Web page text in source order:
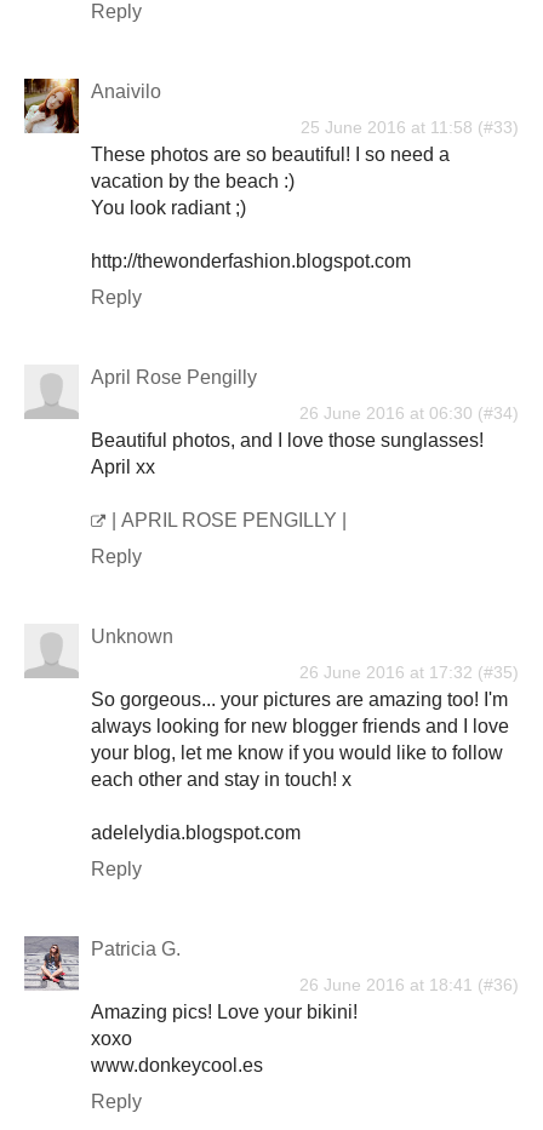
Reply
Anaivilo
25 June 2016 at 11:58
These photos are so beautiful! I so need a
vacation by the beach :)
You look radiant ;)
http://thewonderfashion.blogspot.com
Reply
April Rose Pengilly
26 June 2016 at 06:30
Beautiful photos, and I love those sunglasses!
April xx
| APRIL ROSE PENGILLY |
Reply
Unknown
26 June 2016 at 17:32
So gorgeous... your pictures are amazing too! I'm
always looking for new blogger friends and I love
your blog, let me know if you would like to follow
each other and stay in touch! x
adelelydia.blogspot.com
Reply
Patricia G.
26 June 2016 at 18:41
Amazing pics! Love your bikini!
xoxo
www.donkeycool.es
Reply